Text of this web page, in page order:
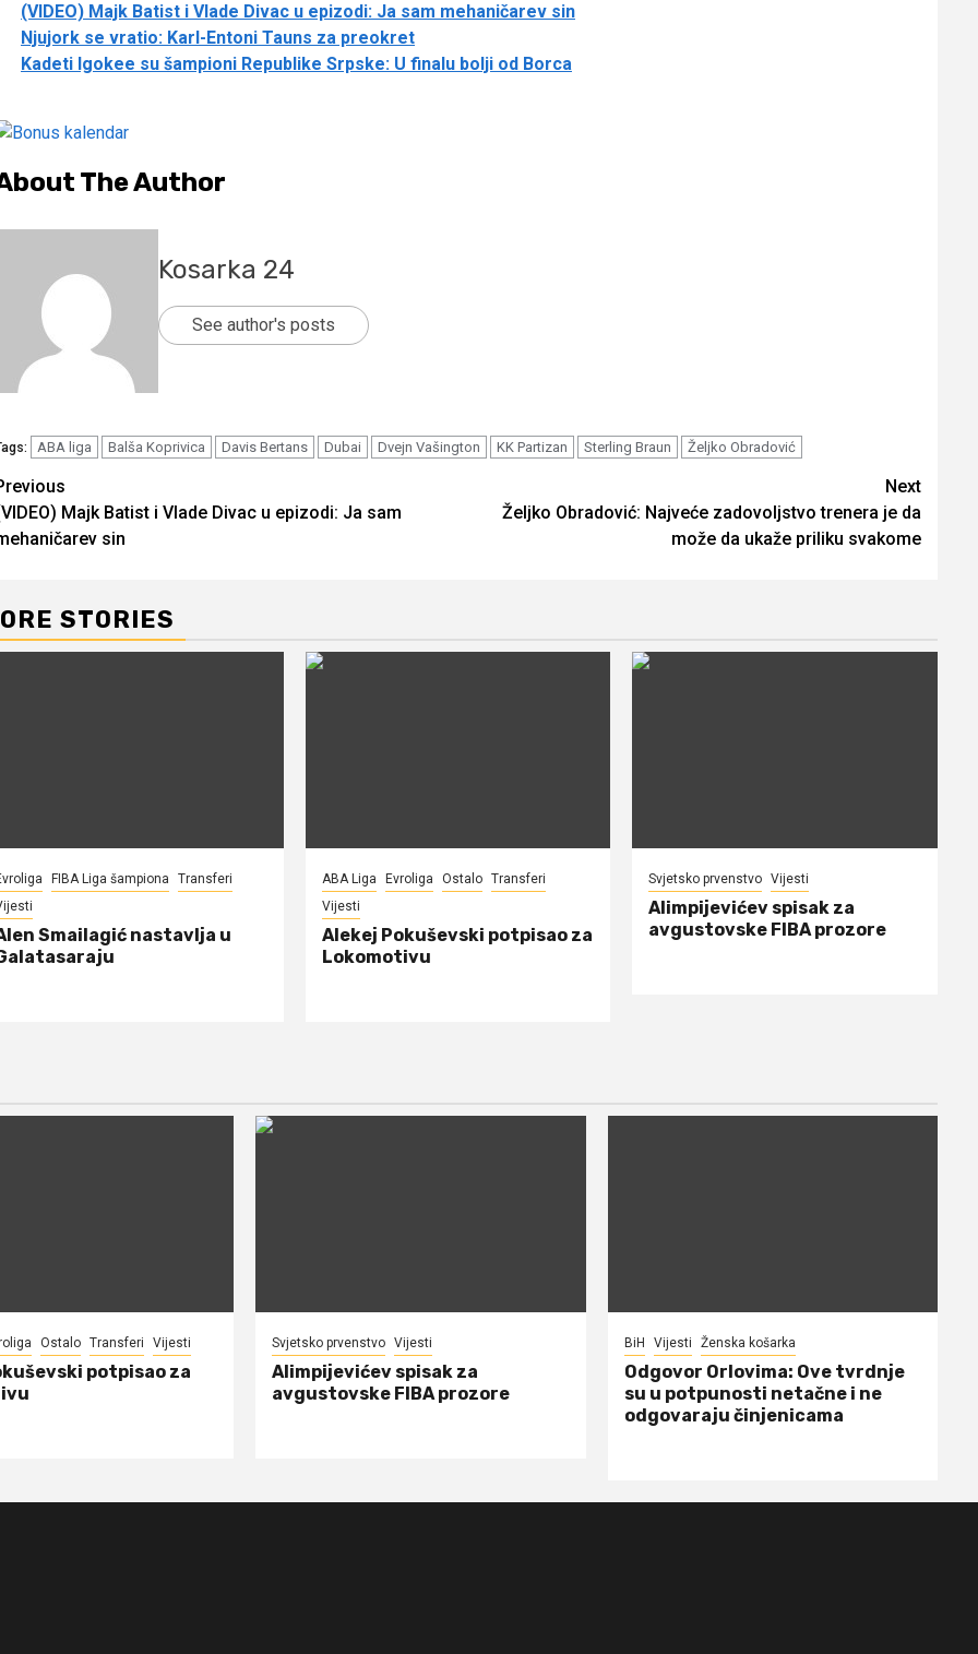
(VIDEO) Majk Batist i Vlade Divac u epizodi: Ja sam mehaničarev sin
Njujork se vratio: Karl-Entoni Tauns za preokret
Kadeti Igokee su šampioni Republike Srpske: U finalu bolji od Borca
The Author
Kosarka 24
See author's posts
ABA liga Balša Koprivica Davis Bertans Dubai Dvejn Vašington KK Partizan Sterling Braun Željko Obradović
Majk Batist i Vlade Divac u epizodi: Ja sam
sin
Next
Željko Obradović: Najveće zadovoljstvo trenera je da
može da ukaže priliku svakome
STORIES
FIBA Liga šampiona
Transferi
Smailagić nastavlja u
ABA Liga Evroliga Ostalo Transferi
Vijesti
Alekej Pokuševski potpisao za
Lokomotivu
Svjetsko prvenstvo Vijesti
Alimpijevićev spisak za
avgustovske FIBA prozore
Ostalo Transferi Vijesti
potpisao za
Svjetsko prvenstvo Vijesti
Alimpijevićev spisak za
avgustovske FIBA prozore
BiH Vijesti Ženska košarka
Odgovor Orlovima: ​Ove tvrdnje
su u potpunosti netačne i ne
odgovaraju činjenicama